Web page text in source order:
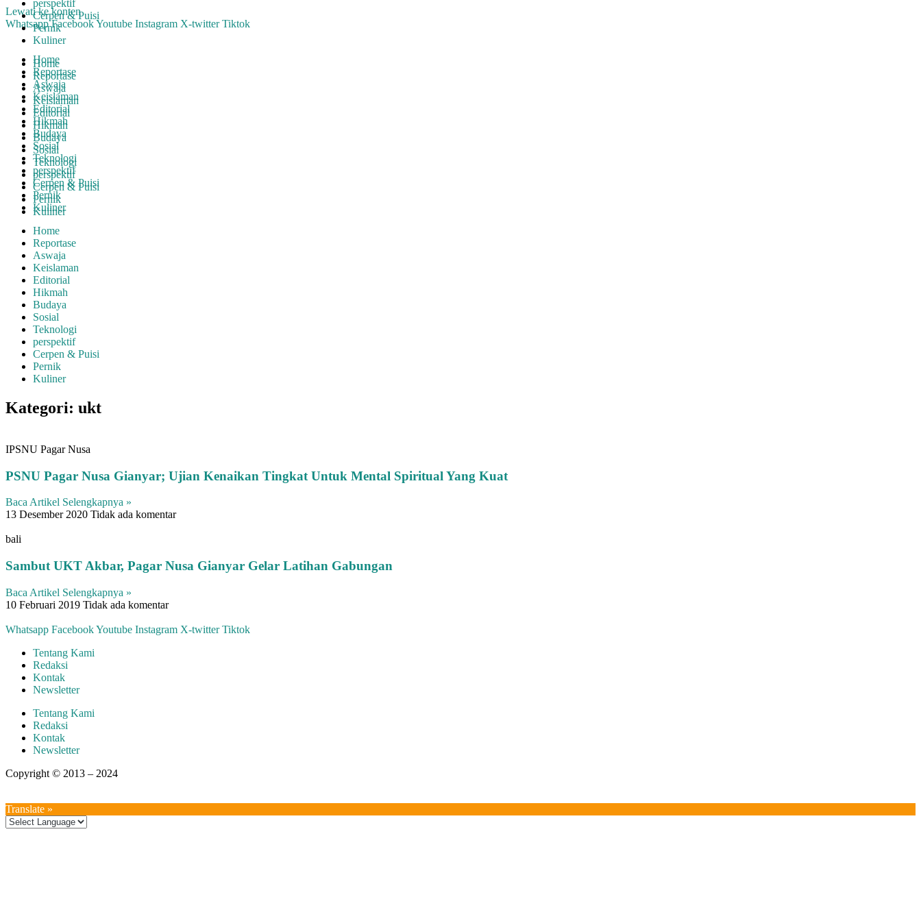
Lewati ke konten
Whatsapp FacebookYoutube Instagram X-twitter Tiktok
Home
Reportase
Aswaja
Keislaman
Editorial
Hikmah
Budaya
Sosial
Teknologi
perspektif
Cerpen & Puisi
Pernik
Kuliner
Home
Reportase
Aswaja
Keislaman
Editorial
Hikmah
Budaya
Sosial
Teknologi
perspektif
Cerpen & Puisi
Pernik
Kuliner
perspektif
Cerpen & Puisi
Pernik
Kuliner
Home
Reportase
Aswaja
Keislaman
Editorial
Hikmah
Budaya
Sosial
Teknologi
perspektif
Cerpen & Puisi
Pernik
Kuliner
Kategori: ukt
IPSNU Pagar Nusa
PSNU Pagar Nusa Gianyar; Ujian Kenaikan Tingkat Untuk Mental Spiritual Yang Kuat
Baca Artikel Selengkapnya »
13 Desember 2020 Tidak ada komentar
bali
Sambut UKT Akbar, Pagar Nusa Gianyar Gelar Latihan Gabungan
Baca Artikel Selengkapnya »
10 Februari 2019 Tidak ada komentar
Whatsapp FacebookYoutube Instagram X-twitter Tiktok
Tentang Kami
Redaksi
Kontak
Newsletter
Tentang Kami
Redaksi
Kontak
Newsletter
Copyright © 2013 – 2024
Translate »